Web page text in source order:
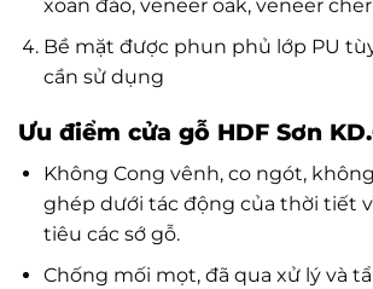
xoan đào, veneer oak, veneer
Bề mặt được phun phủ lớp PU
cần sử dụng
Ưu điểm cửa gỗ HDF Sơn
Không Cong vênh, co ngót,
ghép dưới tác động của thời tiết
tiêu các sớ gỗ.
Chống mối mọt, đã qua xử lý và